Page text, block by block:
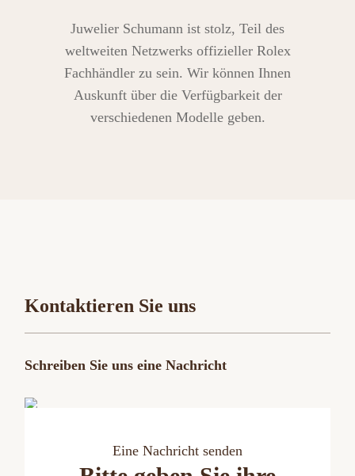
Juwelier Schumann ist stolz, Teil des
weltweiten Netzwerks offizieller Rolex
Fachhändler zu sein. Wir können Ihnen
Auskunft über die Verfügbarkeit der
verschiedenen Modelle geben.
Kontaktieren Sie uns
Schreiben Sie uns eine Nachricht
Eine Nachricht senden